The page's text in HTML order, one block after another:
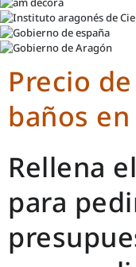
Precio
baños
Rellena
para